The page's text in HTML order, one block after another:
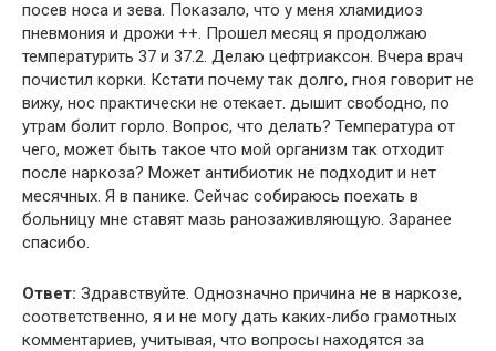
посев носа и зева. Показало, что у меня хламидиоз
пневмония и дрожи ++. Прошел месяц я продолжаю
температурить 37 и 37.2. Делаю цефтриаксон. Вчера врач
почистил корки. Кстати почему так долго, гноя говорит не
вижу, нос практически не отекает. дышит свободно, по
утрам болит горло. Вопрос, что делать? Температура от
чего, может быть такое что мой организм так отходит
после наркоза? Может антибиотик не подходит и нет
месячных. Я в панике. Сейчас собираюсь поехать в
больницу мне ставят мазь ранозаживляющую. Заранее
спасибо.
Ответ: Здравствуйте. Однозначно причина не в наркозе,
соответственно, я и не могу дать каких-либо грамотных
комментариев, учитывая, что вопросы находятся за